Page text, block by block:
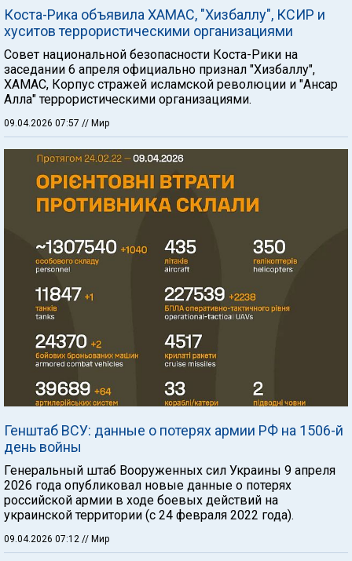
Коста-Рика объявила ХАМАС, "Хизбаллу", КСИР и
хуситов террористическими организациями
Совет национальной безопасности Коста-Рики на
заседании 6 апреля официально признал "Хизбаллу",
ХАМАС, Корпус стражей исламской революции и "Ансар
Алла" террористическими организациями.
09.04.2026 07:57 // Мир
Генштаб ВСУ: данные о потерях армии РФ на 1506-й
день войны
Генеральный штаб Вооруженных сил Украины 9 апреля
2026 года опубликовал новые данные о потерях
российской армии в ходе боевых действий на
украинской территории (с 24 февраля 2022 года).
09.04.2026 07:12 // Мир